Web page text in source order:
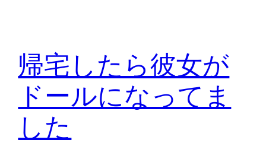
帰宅したら彼女が
ドールになってま
した